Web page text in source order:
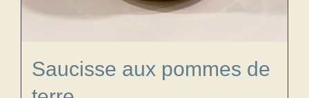
Saucisse aux pommes de